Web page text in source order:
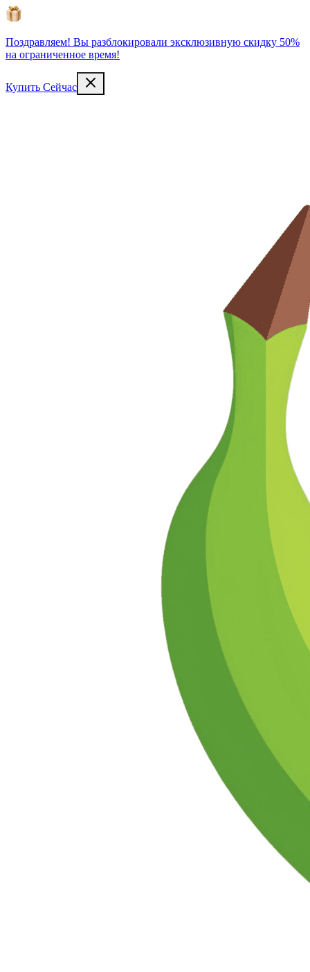
Поздравляем! Вы разблокировали эксклюзивную скидку 50%
на ограниченное время!
Купить Сейчас